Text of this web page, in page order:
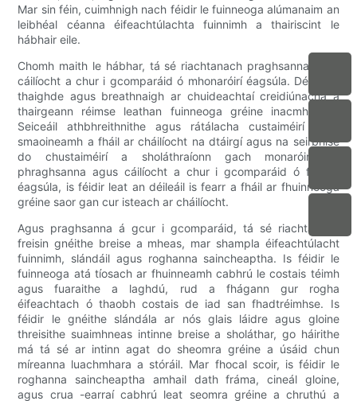
Mar sin féin, cuimhnigh nach féidir le fuinneoga alúmanaim an
leibhéal céanna éifeachtúlachta fuinnimh a thairiscint le
hábhair eile.
Chomh maith le hábhar, tá sé riachtanach praghsanna agus
cáilíocht a chur i gcomparáid ó mhonaróirí éagsúla. Déan do
thaighde agus breathnaigh ar chuideachtaí creidiúnacha a
thairgeann réimse leathan fuinneoga gréine inacmhainne.
Seiceáil athbhreithnithe agus rátálacha custaiméirí chun
smaoineamh a fháil ar cháilíocht na dtáirgí agus na seirbhíse
do chustaiméirí a sholáthraíonn gach monaróir. Trí
phraghsanna agus cáilíocht a chur i gcomparáid ó fhoinsí
éagsúla, is féidir leat an déileáil is fearr a fháil ar fhuinneoga
gréine saor gan cur isteach ar cháilíocht.
Agus praghsanna á gcur i gcomparáid, tá sé riachtanach
freisin gnéithe breise a mheas, mar shampla éifeachtúlacht
fuinnimh, slándáil agus roghanna saincheaptha. Is féidir le
fuinneoga atá tíosach ar fhuinneamh cabhrú le costais téimh
agus fuaraithe a laghdú, rud a fhágann gur rogha
éifeachtach ó thaobh costais de iad san fhadtréimhse. Is
féidir le gnéithe slándála ar nós glais láidre agus gloine
threisithe suaimhneas intinne breise a sholáthar, go háirithe
má tá sé ar intinn agat do sheomra gréine a úsáid chun
míreanna luachmhara a stóráil. Mar fhocal scoir, is féidir le
roghanna saincheaptha amhail dath fráma, cineál gloine,
agus crua -earraí cabhrú leat seomra gréine a chruthú a